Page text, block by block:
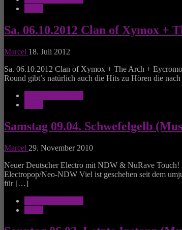
Sa. 06.10.2012 Clan of Xymox +
Marcel 18. Juli 2012
Sa. 06.10.2012 Clan of Xymox + The Arch +
Round gibt’s natürlich auch die Hits zu Hören die
Samstag 09.04. Schwefelgelb
Marcel 29. November 2010
Neuer Deutscher Electro mit NDW & NuRave
Electropop/Neo-NDW Viel ist geschehen seit dem
für […]